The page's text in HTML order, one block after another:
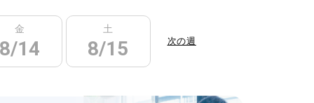
金
8/14
土
8/15 8/16
次の週